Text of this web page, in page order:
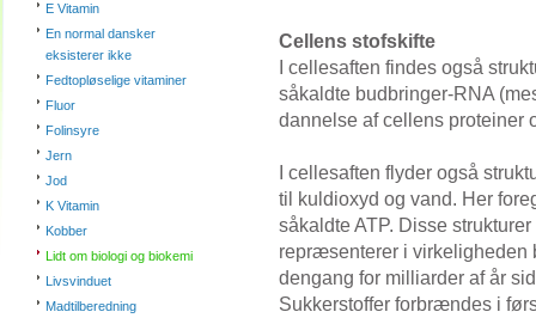
E Vitamin
En normal dansker
eksisterer ikke
Fedtopløselige vitaminer
Fluor
Folinsyre
Jern
Jod
K Vitamin
Kobber
Lidt om biologi og biokemi
Livsvinduet
Madtilberedning
Cellens stofskifte
I cellesaften findes også
såkaldte budbringer-RNA
dannelse af cellens proteiner
I cellesaften flyder også
til kuldioxyd og vand. Her
såkaldte ATP. Disse
repræsenterer i virkeligheden
dengang for milliarder af år
Sukkerstoffer forbrændes i